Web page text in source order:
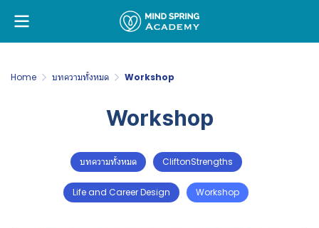
Home บทความทั้งหมด Workshop
Workshop
บทความทั้งหมด CliftonStrengths
Life and Career Design Workshop